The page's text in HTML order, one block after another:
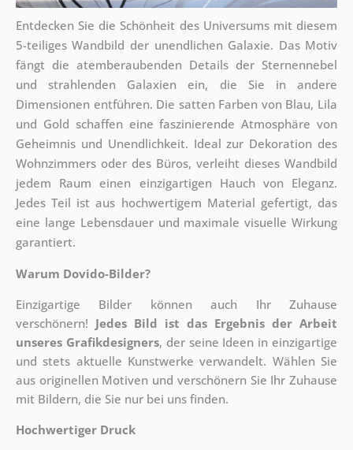
Entdecken Sie die Schönheit des Universums mit diesem
5-teiliges Wandbild der unendlichen Galaxie. Das Motiv
fängt die atemberaubenden Details der Sternennebel
und strahlenden Galaxien ein, die Sie in andere
Dimensionen entführen. Die satten Farben von Blau, Lila
und Gold schaffen eine faszinierende Atmosphäre von
Geheimnis und Unendlichkeit. Ideal zur Dekoration des
Wohnzimmers oder des Büros, verleiht dieses Wandbild
jedem Raum einen einzigartigen Hauch von Eleganz.
Jedes Teil ist aus hochwertigem Material gefertigt, das
eine lange Lebensdauer und maximale visuelle Wirkung
garantiert.
Warum Dovido-Bilder?
Einzigartige Bilder können auch Ihr Zuhause
verschönern! Jedes Bild ist das Ergebnis der Arbeit
unseres Grafikdesigners, der seine Ideen in einzigartige
und stets aktuelle Kunstwerke verwandelt. Wählen Sie
aus originellen Motiven und verschönern Sie Ihr Zuhause
mit Bildern, die Sie nur bei uns finden.
Hochwertiger Druck